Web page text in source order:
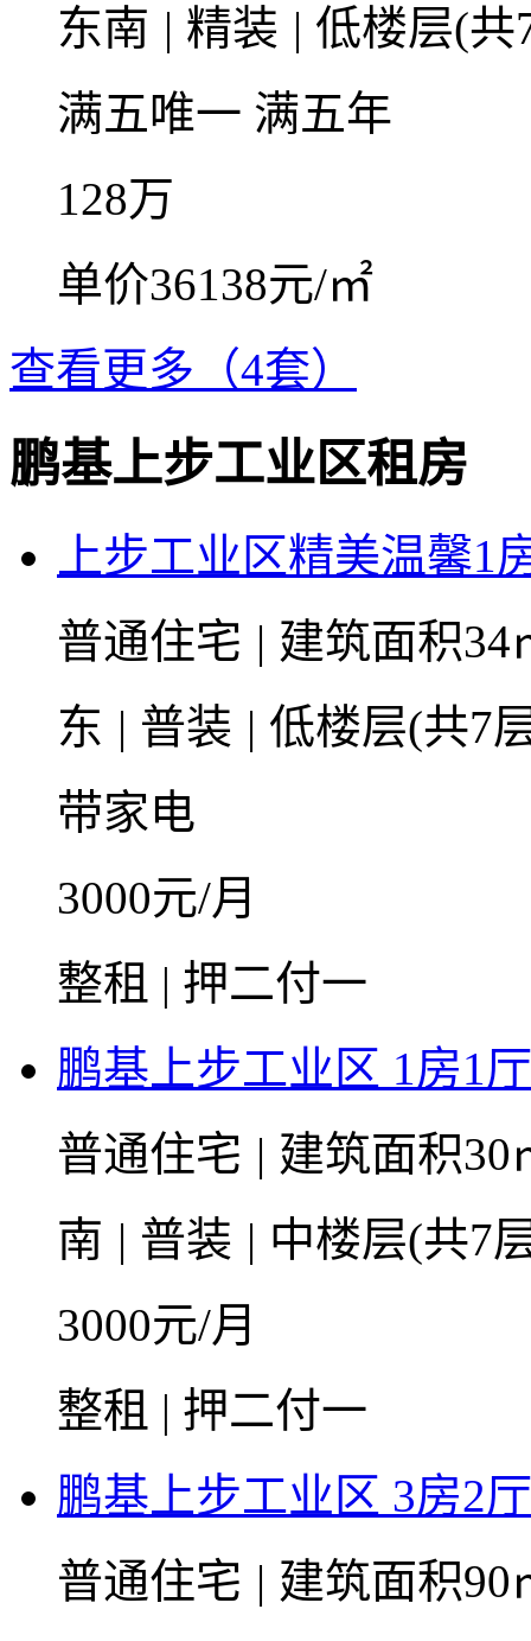
东南 | 精装 | 低楼层(
满五唯一 满五年
128万
单价36138元/㎡
查看更多（4套）
鹏基上步工业区租房
上步工业区精美温馨1
普通住宅 | 建筑面积
东 | 普装 | 低楼层(共7
带家电
3000元/月
整租 | 押二付一
鹏基上步工业区 1房1
普通住宅 | 建筑面积
南 | 普装 | 中楼层(共7
3000元/月
整租 | 押二付一
鹏基上步工业区 3房2
普通住宅 | 建筑面积